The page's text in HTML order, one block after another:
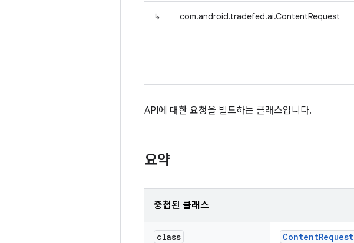
↳ com.android.tradefed.ai.ContentRequest
API에 대한 요청을 빌드하는 클래스입니다.
요약
중첩된 클래스
class ContentRequest